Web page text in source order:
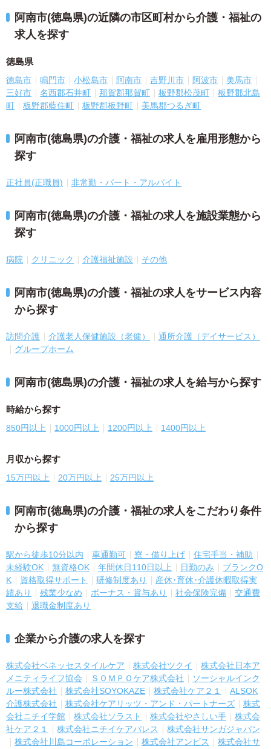
阿南市(徳島県)の近隣の市区町村から介護・福祉の
求人を探す
徳島県
徳島市 鳴門市 小松島市 阿南市 吉野川市 阿波市
美馬市
三好市
名西郡石井町 那賀郡那賀町 板野郡松茂町
板野郡北島
町
板野郡藍住町 板野郡板野町 美馬郡つるぎ町
阿南市(徳島県)の介護・福祉の求人を雇用形態から
探す
正社員(正職員) 非常勤・パート・アルバイト
阿南市(徳島県)の介護・福祉の求人を施設業態から
探す
病院 クリニック 介護福祉施設 その他
阿南市(徳島県)の介護・福祉の求人をサービス内容
から探す
訪問介護 介護老人保健施設（老健）
通所介護（デイサービス）
グループホーム
阿南市(徳島県)の介護・福祉の求人を給与から探す
時給から探す
850円以上 1000円以上 1200円以上 1400円以上
月収から探す
15万円以上 20万円以上 25万円以上
阿南市(徳島県)の介護・福祉の求人をこだわり条件
から探す
駅から徒歩10分以内 車通勤可 寮・借り上げ
住宅手当・補助
未経験OK
無資格OK 年間休日110日以上 日勤のみ
ブランクO
K
資格取得サポート 研修制度あり
産休･育休･介護休暇取得実
績あり
残業少なめ ボーナス・賞与あり 社会保険完備
交通費
支給
退職金制度あり
企業から介護の求人を探す
株式会社ベネッセスタイルケア 株式会社ツクイ
株式会社日本ア
メニティライフ協会
ＳＯＭＰＯケア株式会社
ソーシャルインク
ルー株式会社
株式会社SOYOKAZE 株式会社ケア２１
ALSOK
介護株式会社
株式会社ケアリッツ・アンド・パートナーズ
株式
会社ニチイ学館
株式会社ソラスト 株式会社やさしい手
株式会
社ケア２１
株式会社ニチイケアパレス
株式会社サンガジャパン
株式会社川島コーポレーション
株式会社アンビス
株式会社サ